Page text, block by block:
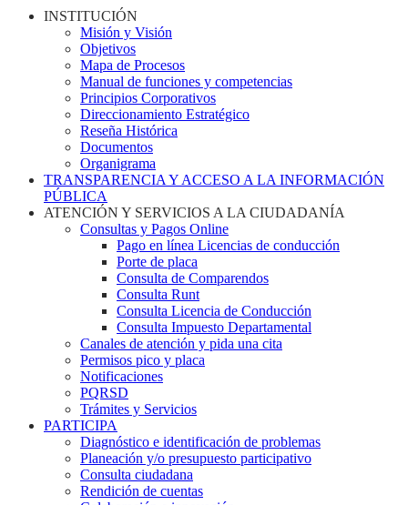
INSTITUCIÓN
Misión y Visión
Objetivos
Mapa de Procesos
Manual de funciones y competencias
Principios Corporativos
Direccionamiento Estratégico
Reseña Histórica
Documentos
Organigrama
TRANSPARENCIA Y ACCESO A LA INFORMACIÓN
PÚBLICA
ATENCIÓN Y SERVICIOS A LA CIUDADANÍA
Consultas y Pagos Online
Pago en línea Licencias de conducción
Porte de placa
Consulta de Comparendos
Consulta Runt
Consulta Licencia de Conducción
Consulta Impuesto Departamental
Canales de atención y pida una cita
Permisos pico y placa
Notificaciones
PQRSD
Trámites y Servicios
PARTICIPA
Diagnóstico e identificación de problemas
Planeación y/o presupuesto participativo​
Consulta ciudadana
Rendición de cuentas